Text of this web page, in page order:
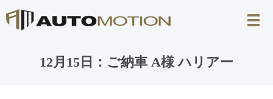
12月15日：ご納車 A様 ハリアー